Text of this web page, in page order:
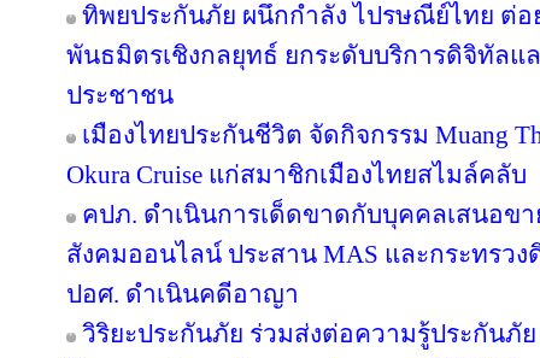
ทิพยประกันภัย ผนึกกำลัง ไปรษณีย์ไทย ต่
พันธมิตรเชิงกลยุทธ์ ยกระดับบริการดิจิทัลแ
ประชาชน
เมืองไทยประกันชีวิต จัดกิจกรรม Muang
Okura Cruise แก่สมาชิกเมืองไทยสไมล์คลับ
คปภ. ดำเนินการเด็ดขาดกับบุคคลเสนอข
สังคมออนไลน์ ประสาน MAS และกระทรวง
ปอศ. ดำเนินคดีอาญา
วิริยะประกันภัย ร่วมส่งต่อความรู้ประกันภั